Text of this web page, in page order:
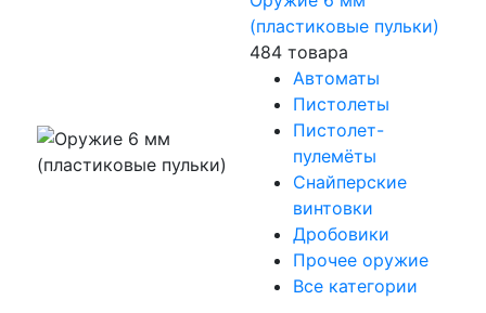
(пластиковые пульки)
484 товара
Автоматы
Пистолеты
Пистолет-
пулемёты
Снайперские
винтовки
Дробовики
Прочее оружие
Все категории